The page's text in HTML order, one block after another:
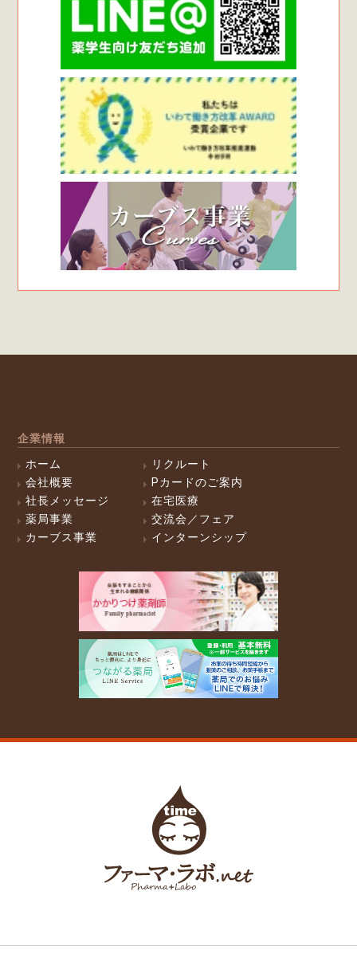
企業情報
ホーム
会社概要
社長メッセージ
薬局事業
カーブス事業
リクルート
Pカードのご案内
在宅医療
交流会／フェア
インターンシップ